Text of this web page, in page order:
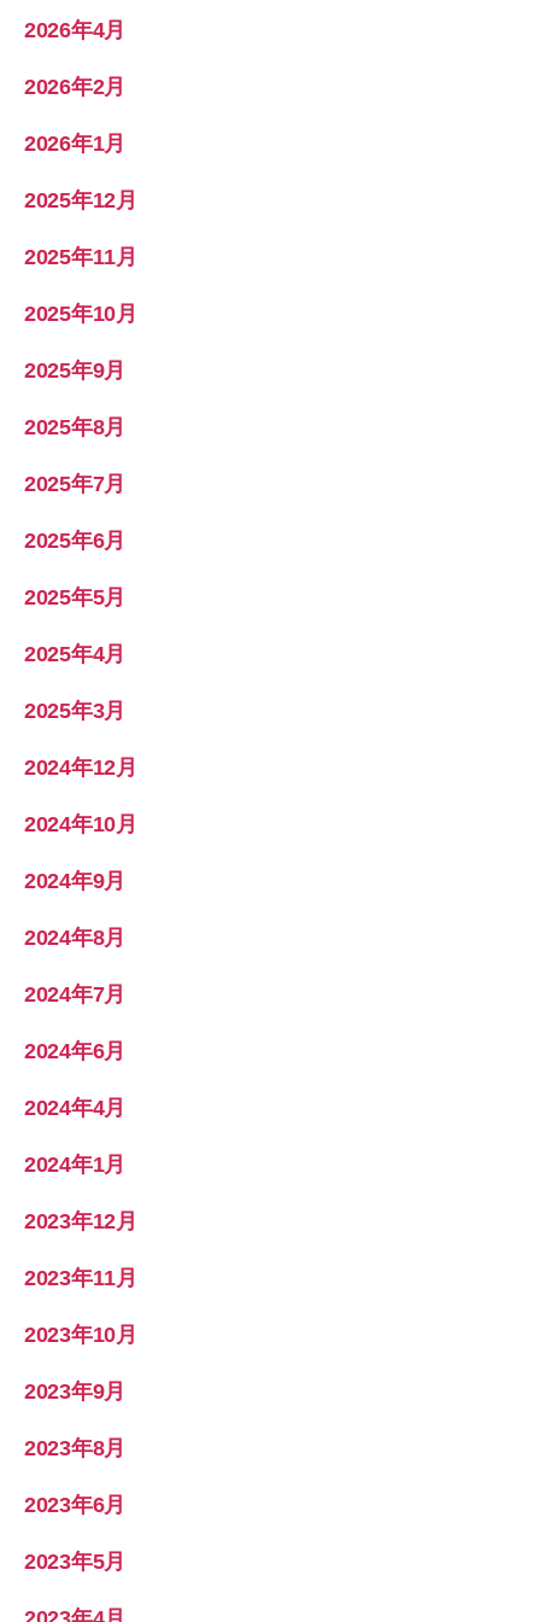
2026年4月
2026年2月
2026年1月
2025年12月
2025年11月
2025年10月
2025年9月
2025年8月
2025年7月
2025年6月
2025年5月
2025年4月
2025年3月
2024年12月
2024年10月
2024年9月
2024年8月
2024年7月
2024年6月
2024年4月
2024年1月
2023年12月
2023年11月
2023年10月
2023年9月
2023年8月
2023年6月
2023年5月